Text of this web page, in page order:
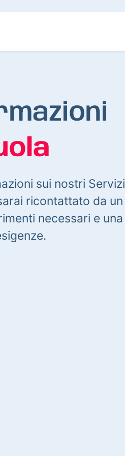
sui nostri Servizi
ricontattato da un
necessari e una